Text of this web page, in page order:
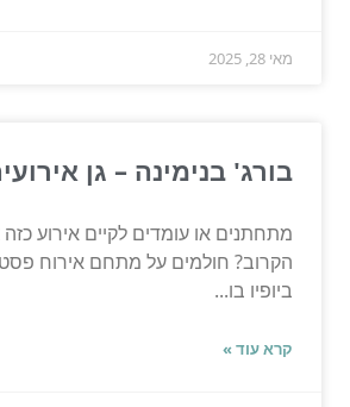
מאי 28, 2025
בורג' בנימינה – גן
מתחתנים או עומדים לקיים אירוע
הקרוב? חולמים על מתחם אירוח
ביופיו בו...
קרא עוד »